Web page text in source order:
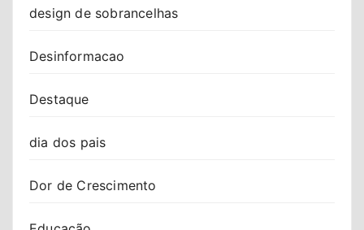
design de sobrancelhas
Desinformacao
Destaque
dia dos pais
Dor de Crescimento